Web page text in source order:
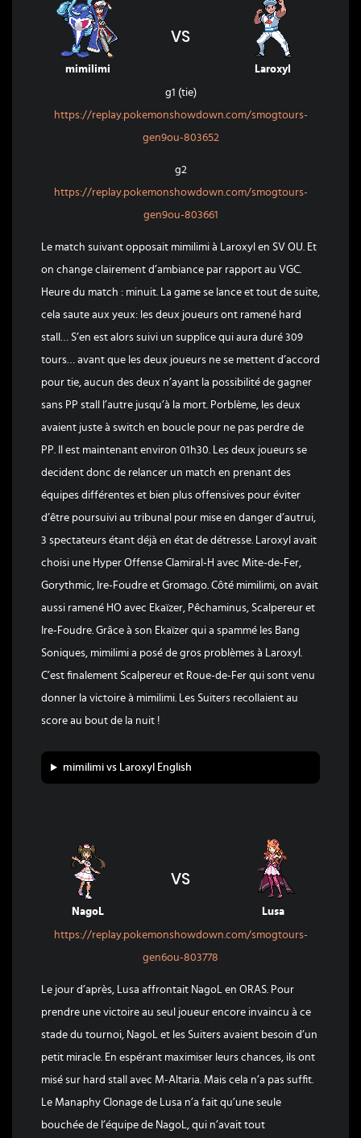
mimilimi
VS
Laroxyl
g1 (tie)
https://replay.pokemonshowdown.com/smogtours-
gen9ou-803652
g2
https://replay.pokemonshowdown.com/smogtours-
gen9ou-803661
Le match suivant opposait mimilimi à Laroxyl en SV OU. Et
on change clairement d’ambiance par rapport au VGC.
Heure du match : minuit. La game se lance et tout de suite,
cela saute aux yeux: les deux joueurs ont ramené hard
stall… S’en est alors suivi un supplice qui aura duré 309
tours… avant que les deux joueurs ne se mettent d’accord
pour tie, aucun des deux n’ayant la possibilité de gagner
sans PP stall l’autre jusqu’à la mort. Porblème, les deux
avaient juste à switch en boucle pour ne pas perdre de
PP. Il est maintenant environ 01h30. Les deux joueurs se
decident donc de relancer un match en prenant des
équipes différentes et bien plus offensives pour éviter
d’être poursuivi au tribunal pour mise en danger d’autrui,
3 spectateurs étant déjà en état de détresse. Laroxyl avait
choisi une Hyper Offense Clamiral-H avec Mite-de-Fer,
Gorythmic, Ire-Foudre et Gromago. Côté mimilimi, on avait
aussi ramené HO avec Ekaïzer, Pêchaminus, Scalpereur et
Ire-Foudre. Grâce à son Ekaïzer qui a spammé les Bang
Soniques, mimilimi a posé de gros problèmes à Laroxyl.
C’est finalement Scalpereur et Roue-de-Fer qui sont venu
donner la victoire à mimilimi. Les Suiters recollaient au
score au bout de la nuit !
mimilimi vs Laroxyl English
NagoL
VS
Lusa
https://replay.pokemonshowdown.com/smogtours-
gen6ou-803778
Le jour d’après, Lusa affrontait NagoL en ORAS. Pour
prendre une victoire au seul joueur encore invaincu à ce
stade du tournoi, NagoL et les Suiters avaient besoin d’un
petit miracle. En espérant maximiser leurs chances, ils ont
misé sur hard stall avec M-Altaria. Mais cela n’a pas suffit.
Le Manaphy Clonage de Lusa n’a fait qu’une seule
bouchée de l’équipe de NagoL, qui n’avait tout